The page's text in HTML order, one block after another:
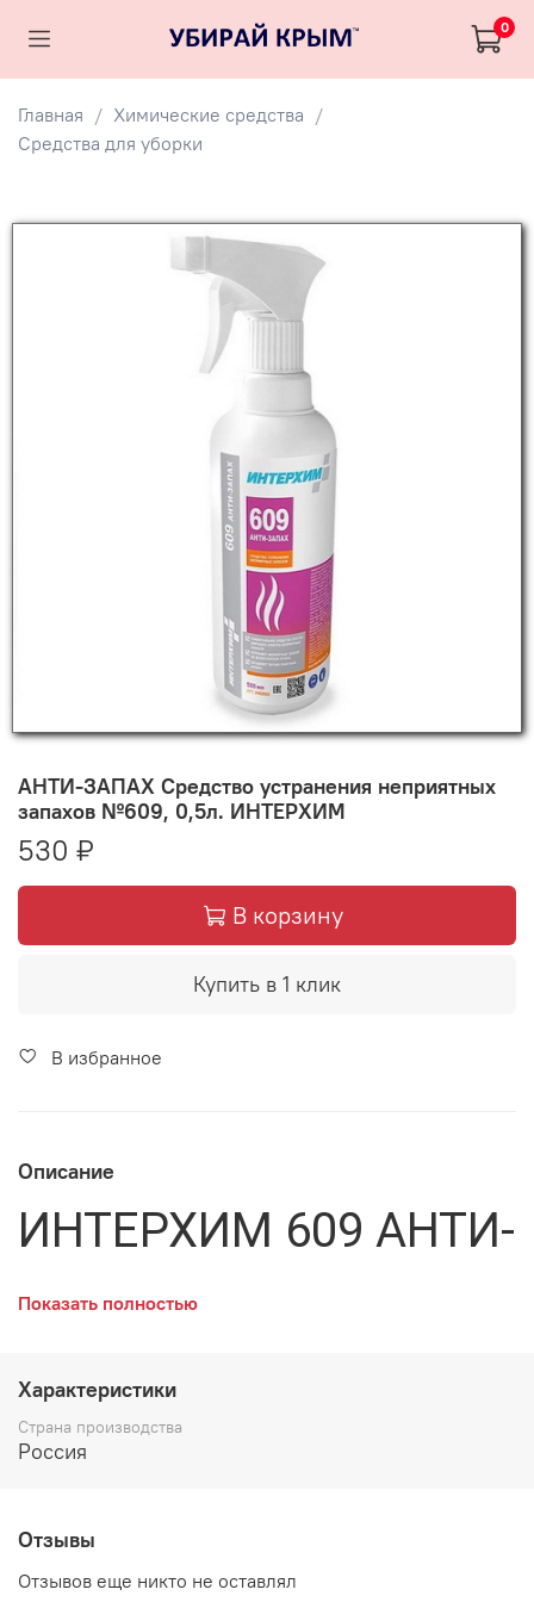
0
Главная
Химические средства
Средства для уборки
АНТИ-ЗАПАХ Средство устранения неприятных
запахов №609, 0,5л. ИНТЕРХИМ
530 ₽
В корзину
Купить в 1 клик
В избранное
Описание
ИНТЕРХИМ 609 АНТИ-
ЗАПАХ
неприятных запахов
применения
Показать полностью
Характеристики
Страна производства
Россия
Отзывы
Отзывов еще никто не оставлял